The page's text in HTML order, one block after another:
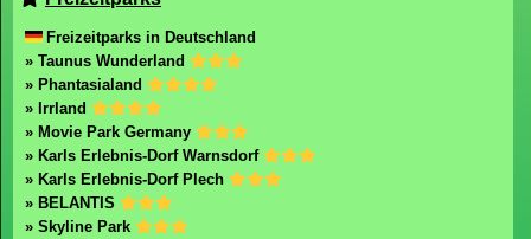
Freizeitparks in Deutschland
» Taunus Wunderland
» Phantasialand
» Irrland
» Movie Park Germany
» Karls Erlebnis-Dorf Warnsdorf
» Karls Erlebnis-Dorf Plech
» BELANTIS
» Skyline Park